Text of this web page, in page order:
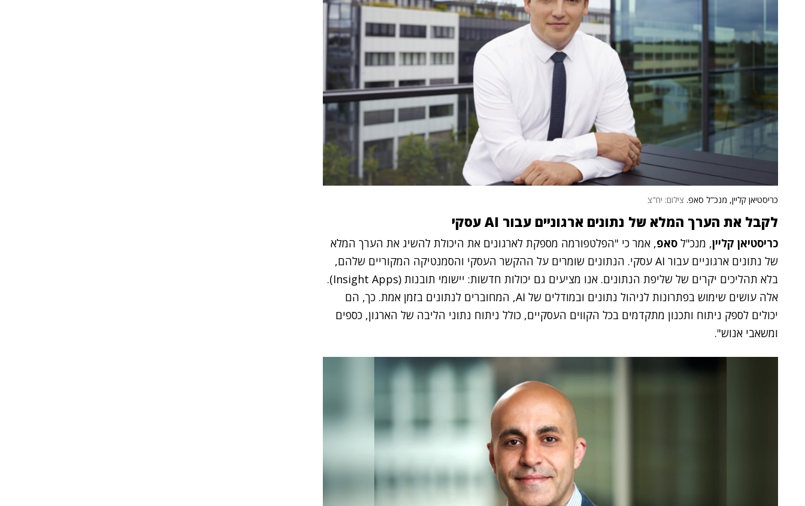
כריסטיאן קליין, מנכ"ל סאפ. צילום: יח"צ
לקבל את הערך המלא של נתונים ארגוניים עבור AI עסקי
כריסטיאן קליין, מנכ"ל סאפ, אמר כי "הפלטפורמה מספקת לארגונים את היכולת להשיג את הערך המלא
של נתונים ארגוניים עבור AI עסקי. הנתונים שומרים על ההקשר העסקי והסמנטיקה המקוריים שלהם,
בלא תהליכים יקרים של שליפת הנתונים. אנו מציעים גם יכולות חדשות: יישומי תובנות (Insight Apps).
אלה עושים שימוש בפתרונות לניהול נתונים ובמודלים של AI, המחוברים לנתונים בזמן אמת. כך, הם
יכולים לספק ניתוח ותכנון מתקדמים בכל הקווים העסקיים, כולל ניתוח נתוני הליבה של הארגון, כספים
ומשאבי אנוש".